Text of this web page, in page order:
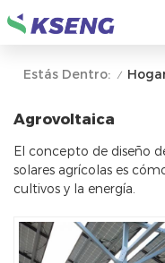
Estás Dentro: /
Agrovoltaica
El concepto de diseño
solares agrícolas es
cultivos y la energía.